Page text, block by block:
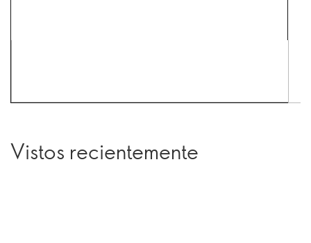
Vistos recientemente